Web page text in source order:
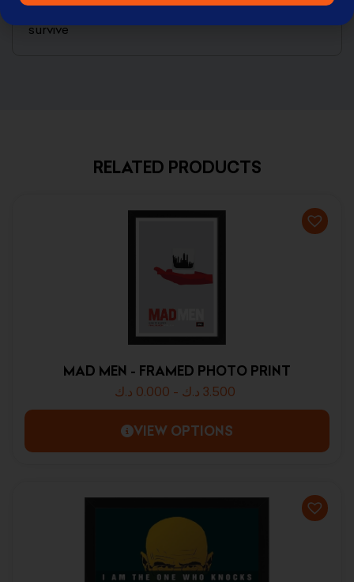
the risks and the things you’ll have to do to
survive
RELATED PRODUCTS
MAD MEN - FRAMED PHOTO PRINT
0.000 د.ك - 3.500 د.ك
VIEW OPTIONS